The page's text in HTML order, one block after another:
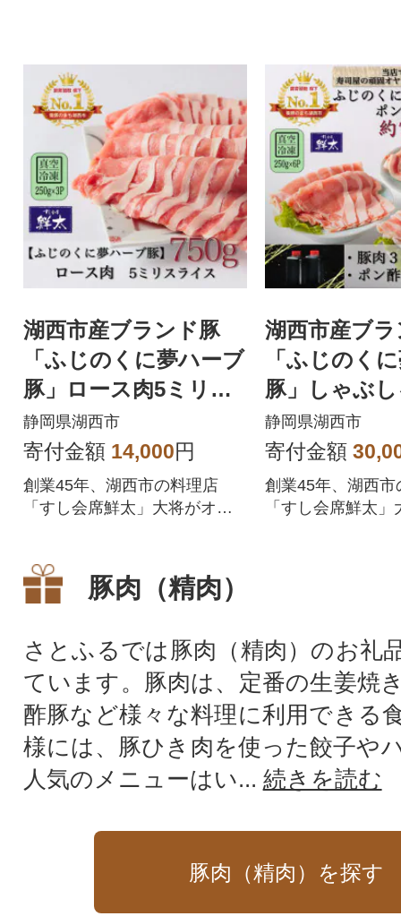
湖西市産ブランド豚
「ふじのくに夢ハーブ
豚」ロース肉5ミリス
ライス750g(250g×3)真
空・冷凍
静岡県湖西市
寄付金額 14,000円
創業45年、湖西市の料理店
「すし会席鮮太」大将がオス
湖西市産ブ
「ふじのく
豚」しゃぶ
種類(1.5kg)
ン酢のセット
静岡県湖西市
寄付金額
創業45年、湖西市
「すし会席鮮太
豚肉（精肉）
さとふるでは豚肉（精肉）のお礼
ています。豚肉は、定番の生姜焼
酢豚など様々な料理に利用できる
様には、豚ひき肉を使った餃子や
人気のメニューはい... 続きを読む
豚肉（精肉）を探す